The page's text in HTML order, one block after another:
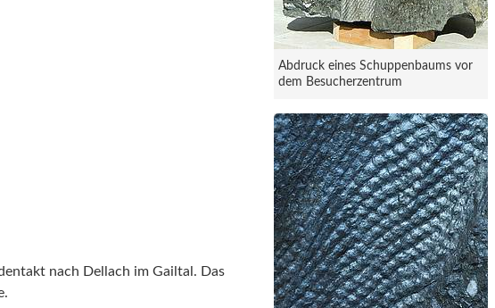
nach Dellach im Gailtal. Das
Abdruck eines Schuppenbaums vor
dem Besucherzentrum